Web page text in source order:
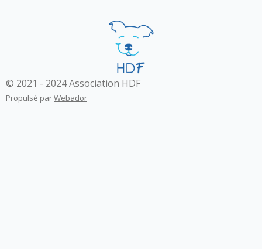
© 2021 - 2024 Association HDF
Propulsé parWebador